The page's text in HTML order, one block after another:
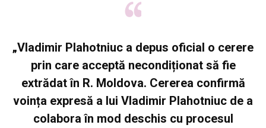
„Vladimir Plahotniuc a depus oficial o cerere
prin care acceptă necondiționat să fie
extrădat în R. Moldova. Cererea confirmă
voința expresă a lui Vladimir Plahotniuc de a
colabora în mod deschis cu procesul